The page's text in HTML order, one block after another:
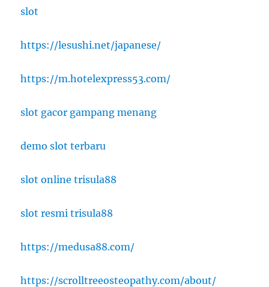
slot
https://lesushi.net/japanese/
https://m.hotelexpress53.com/
slot gacor gampang menang
demo slot terbaru
slot online trisula88
slot resmi trisula88
https://medusa88.com/
https://scrolltreeosteopathy.com/about/